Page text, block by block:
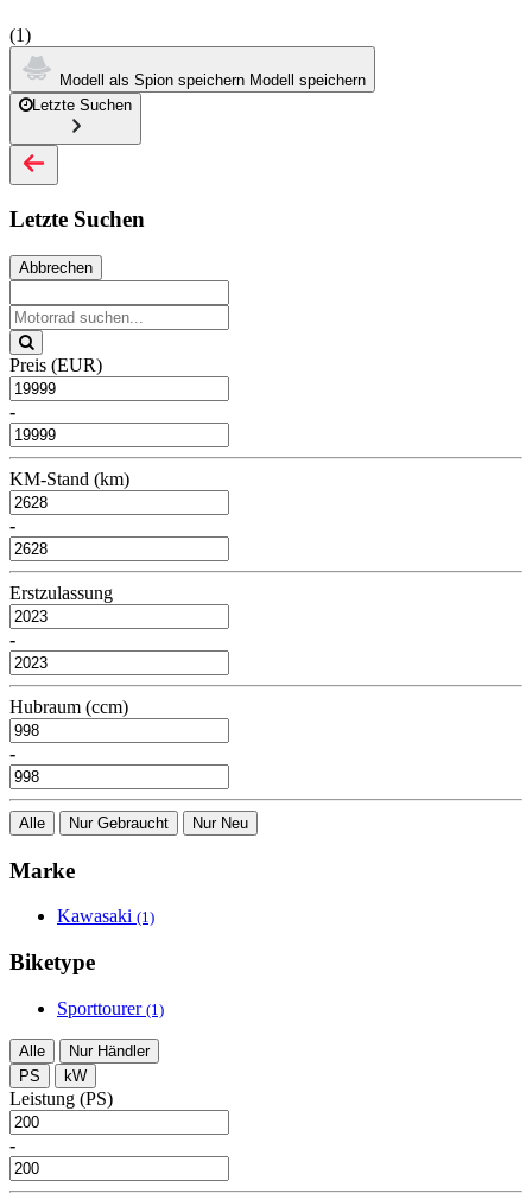
(1)
Modell als Spion speichern Modell speichern
Letzte Suchen
Letzte Suchen
Abbrechen
Preis (EUR)
-
KM-Stand (km)
-
Erstzulassung
-
Hubraum (ccm)
-
Alle Nur Gebraucht Nur Neu
Marke
Kawasaki (1)
Biketype
Sporttourer (1)
Alle
Nur Händler
PS
kW
Leistung (PS)
-